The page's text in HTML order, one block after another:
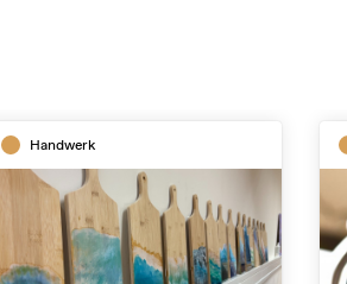
Handwerk